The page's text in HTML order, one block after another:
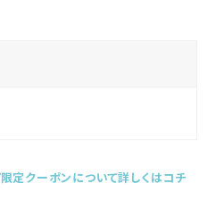
定クーポンについて詳しくはコチ